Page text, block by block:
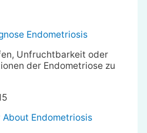
Endometriosis
Unfruchtbarkeit oder
der Endometriose zu
Endometriosis